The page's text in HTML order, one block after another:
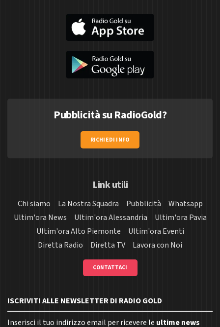
Pubblicità su RadioGold?
RICHIEDI INFO
Link utili
Chi siamo La Nostra Squadra Pubblicità
Whatsapp
Ultim'ora News
Ultim'ora Alessandria
Ultim'ora Pavia
Ultim'ora Alto Piemonte
Ultim'ora Eventi
Diretta Radio
Diretta TV Lavora con Noi
CONTATTACI
ISCRIVITI ALLE NEWSLETTER DI RADIO GOLD
Inserisci il tuo indirizzo email per ricevere le ultime news